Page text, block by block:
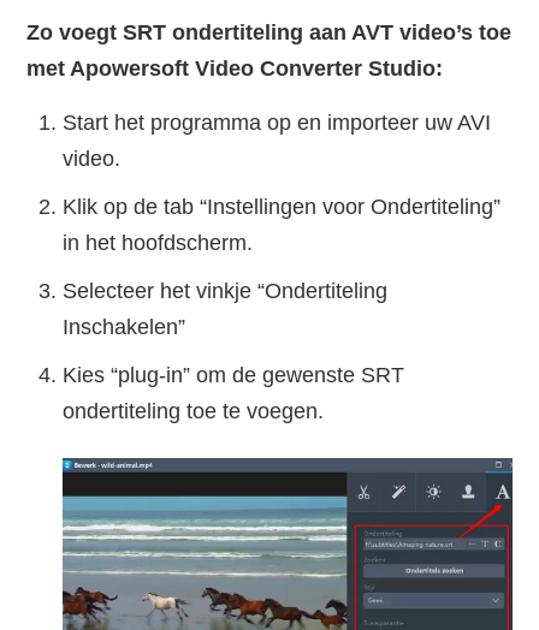
Zo voegt SRT ondertiteling aan AVT video’s toe
met Apowersoft Video Converter Studio:
Start het programma op en importeer uw AVI
video.
Klik op de tab “Instellingen voor Ondertiteling”
in het hoofdscherm.
Selecteer het vinkje “Ondertiteling
Inschakelen”
Kies “plug-in” om de gewenste SRT
ondertiteling toe te voegen.